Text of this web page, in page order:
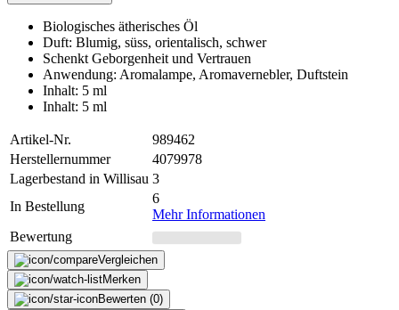
Biologisches ätherisches Öl
Duft: Blumig, süss, orientalisch, schwer
Schenkt Geborgenheit und Vertrauen
Anwendung: Aromalampe, Aromavernebler, Duftstein
Inhalt: 5 ml
Inhalt: 5 ml
Artikel-Nr.
989462
Herstellernummer
4079978
Lagerbestand in Willisau 3
In Bestellung
6
Mehr Informationen
Bewertung
Vergleichen
Merken
Bewerten (0)